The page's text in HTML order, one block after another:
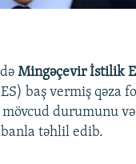
Mingəçevir İstilik
baş vermiş qəza
durumunu
təhlil edib.